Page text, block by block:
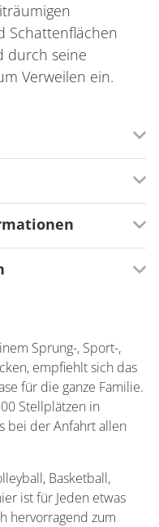
Schattenflächen
durch seine
Verweilen ein.
und
gut zu erreichen
Sprung-, Sport-,
empfiehlt sich das
für die ganze Familie.
Stellplätzen in
bei der Anfahrt allen
Basketball,
ist für Jeden etwas
hervorragend zum